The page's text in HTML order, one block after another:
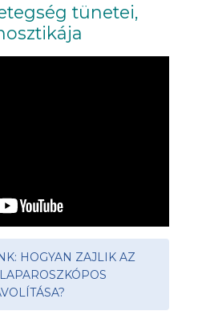
tünetei,
HOGYAN ZAJLIK AZ